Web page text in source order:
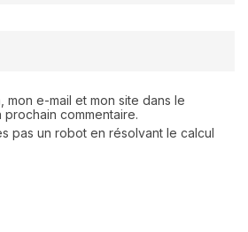
mon e-mail et mon site dans le
commentaire.
pas un robot en résolvant le calcul